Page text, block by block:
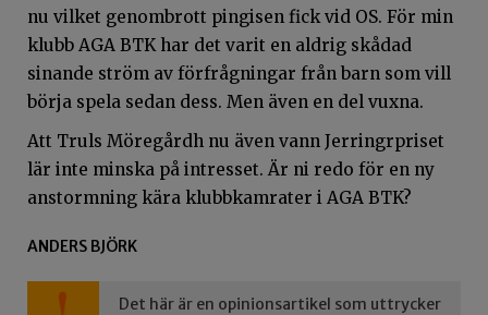
nu vilket genombrott pingisen fick vid OS. För min
klubb AGA BTK har det varit en aldrig skådad
sinande ström av förfrågningar från barn som vill
börja spela sedan dess. Men även en del vuxna.
Att Truls Möregårdh nu även vann Jerringrpriset
lär inte minska på intresset. Är ni redo för en ny
anstormning kära klubbkamrater i AGA BTK?
ANDERS BJÖRK
Det här är en opinionsartikel som uttrycker